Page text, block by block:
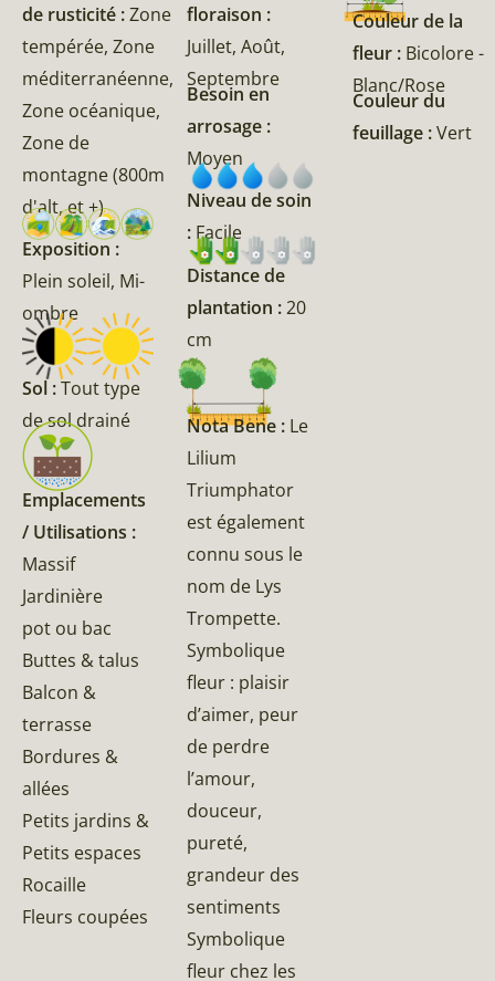
de rusticité :Zone
tempérée, Zone
méditerranéenne,
Zone océanique,
Zone de
montagne (800m
d'alt, et +)
Exposition :
Plein soleil, Mi-
ombre
Sol :Tout type
de sol drainé
Emplacements
/ Utilisations :
Massif
Jardinière
pot ou bac
Buttes & talus
Balcon &
terrasse
Bordures &
allées
Petits jardins &
Petits espaces
Rocaille
Fleurs coupées
floraison :
Juillet, Août,
Septembre
Besoin en
arrosage :
Moyen
Niveau de soin
: Facile
Distance de
plantation :20
cm
Nota Bene : Le
Lilium
Triumphator
est également
connu sous le
nom de Lys
Trompette.
Symbolique
fleur : plaisir
d’aimer, peur
de perdre
l’amour,
douceur,
pureté,
grandeur des
sentiments
Symbolique
fleur chez les
Couleur de la
fleur : Bicolore -
Blanc/Rose
Couleur du
feuillage :Vert